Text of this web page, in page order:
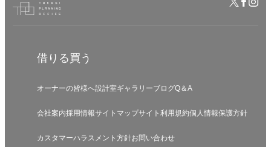
借りる 買う
オーナーの皆様へ設計室ギャラリーブログQ＆A
会社案内採用情報サイトマップサイト利用規約個人情報保護方針
カスタマーハラスメント方針お問い合わせ